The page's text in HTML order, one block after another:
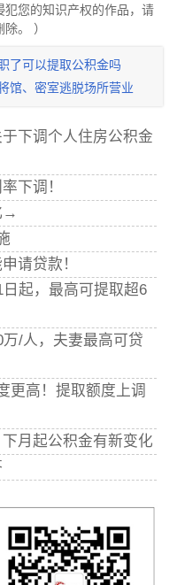
犯您的知识产权的作品，请
。 ）
了可以提取公积金吗
馆、密室逃脱场所营业
下调个人住房公积金
下调！
→
请贷款！
起，最高可提取超6
/人，夫妻最高可贷
更高！提取额度上调
月起公积金有新变化